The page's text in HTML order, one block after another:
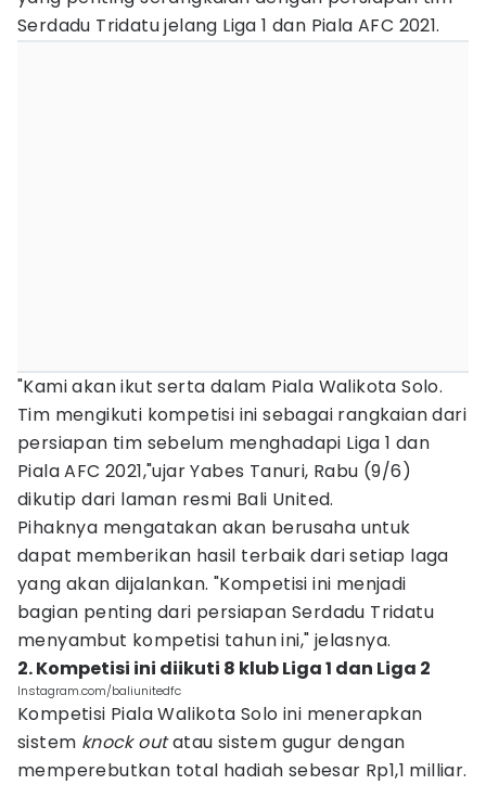
Serdadu Tridatu jelang Liga 1 dan Piala AFC 2021.
"Kami akan ikut serta dalam Piala Walikota Solo.
Tim mengikuti kompetisi ini sebagai rangkaian dari
persiapan tim sebelum menghadapi Liga 1 dan
Piala AFC 2021,"ujar Yabes Tanuri, Rabu (9/6)
dikutip dari laman resmi Bali United.
Pihaknya mengatakan akan berusaha untuk
dapat memberikan hasil terbaik dari setiap laga
yang akan dijalankan. "Kompetisi ini menjadi
bagian penting dari persiapan Serdadu Tridatu
menyambut kompetisi tahun ini," jelasnya.
2. Kompetisi ini diikuti 8 klub Liga 1 dan Liga 2
Instagram.com/baliunitedfc
Kompetisi Piala Walikota Solo ini menerapkan
sistem knock outatau sistem gugur dengan
memperebutkan total hadiah sebesar Rp1,1 milliar.